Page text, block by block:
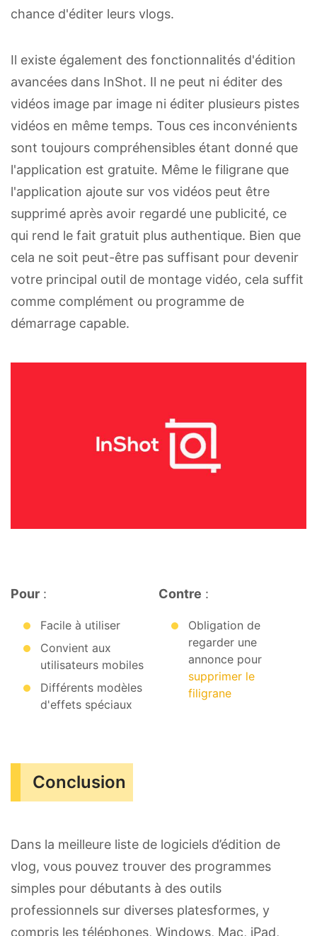
chance d'éditer leurs vlogs.
Il existe également des fonctionnalités d'édition
avancées dans InShot. Il ne peut ni éditer des
vidéos image par image ni éditer plusieurs pistes
vidéos en même temps. Tous ces inconvénients
sont toujours compréhensibles étant donné que
l'application est gratuite. Même le filigrane que
l'application ajoute sur vos vidéos peut être
supprimé après avoir regardé une publicité, ce
qui rend le fait gratuit plus authentique. Bien que
cela ne soit peut-être pas suffisant pour devenir
votre principal outil de montage vidéo, cela suffit
comme complément ou programme de
démarrage capable.
Pour :
Facile à utiliser
Convient aux
utilisateurs mobiles
Différents modèles
d'effets spéciaux
Contre :
Obligation de
regarder une
annonce pour
supprimer le
filigrane
Conclusion
Dans la meilleure liste de logiciels d’édition de
vlog, vous pouvez trouver des programmes
simples pour débutants à des outils
professionnels sur diverses platesformes, y
compris les téléphones, Windows, Mac, iPad,